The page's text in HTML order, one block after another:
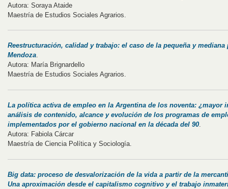
Autora: Soraya Ataide
Maestría de Estudios Sociales Agrarios.
Reestructuración, calidad y trabajo: el caso de la pequeña y
Mendoza.
Autora: María Brignardello
Maestría de Estudios Sociales Agrarios.
La política activa de empleo en la Argentina de los noventa:
análisis de contenido, alcance y evolución de los programas de
implementados por el gobierno nacional en la década del 90.
Autora: Fabiola Cárcar
Maestría de Ciencia Política y Sociología.
Big data: proceso de desvalorización de la vida a partir de la
Una aproximación desde el capitalismo cognitivo y el trabajo